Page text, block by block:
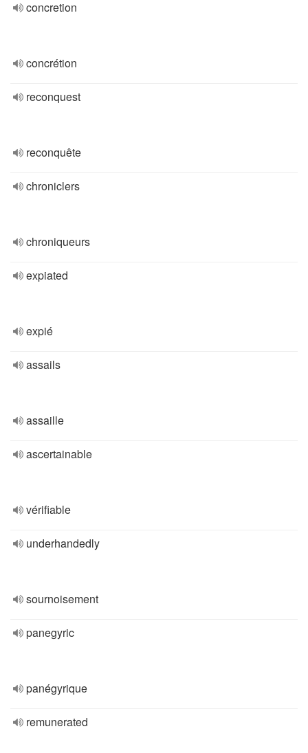
concretion
concrétion
reconquest
reconquête
chroniclers
chroniqueurs
expiated
expié
assails
assaille
ascertainable
vérifiable
underhandedly
sournoisement
panegyric
panégyrique
remunerated